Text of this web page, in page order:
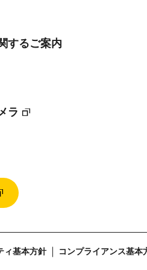
するご案内
ラ
ィ基本方針 コンプライアンス基本